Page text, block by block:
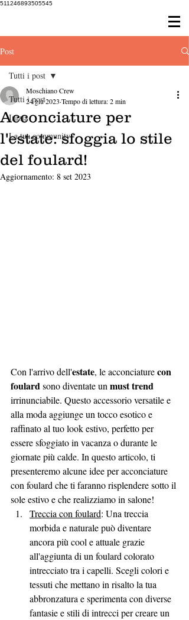
511246893505545
Post
Tutti i post
Inizia
La tua community
Tutti i post
Acconciature per
l'estate: sfoggia lo stile
del foulard!
Moschiano Crew
24 giu 2023 Tempo di lettura: 2 min
Aggiornamento: 8 set 2023
Con l'arrivo dell'estate, le acconciature con
foulard sono diventate un must trend
irrinunciabile. Questo accessorio versatile e
alla moda aggiunge un tocco esotico e
raffinato al tuo look estivo, perfetto per
essere sfoggiato in vacanza o durante le
giornate più calde. In questo articolo, ti
presenteremo alcune idee per acconciature
con foulard che ti faranno risplendere sotto il
sole estivo e che realizziamo in salone!
Treccia con foulard: Una treccia
morbida e naturale può diventare
ancora più cool e attuale grazie
all'aggiunta di un foulard colorato
intrecciato tra i capelli. Scegli colori e
tessuti che mettano in risalto la tua
abbronzatura e sperimenta con diverse
fantasie e stili di intrecci per creare un